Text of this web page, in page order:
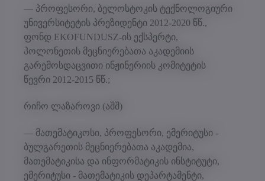
— პროფესორი, ბელოსტოკის ტექნოლოგიური
უნივერსიტეტის პრეზიდენტი 2012-2020 წწ.,
ფონდ EKOFUNDUSZ-ის ექსპერტი,
პოლონეთის მეცნიერებათა აკადემიის
გარემოსდაცვითი ინჟინერიის კომიტეტის
წევრი 2012-2015 წწ.;
რიჩო ლაზაროვი (აშშ)
— მათემატიკოსი, პროფესორი, ემერიტუსი -
ბულგარეთის მეცნიერებათა აკადემია,
მათემატიკისა და ინფორმატიკის ინსტიტუტი,
ემერიტუსი - მათემატიკის დეპარტამენტი,